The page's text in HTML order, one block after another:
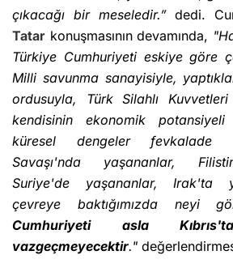
çıkacağı bir meseledir.”dedi.
Tatar konuşmasının devamında,
Türkiye Cumhuriyeti eskiye göre
Milli savunma sanayisiyle,
ordusuyla, Türk Silahlı
kendisinin ekonomik
küresel dengeler fevkalade
Savaşı'nda yaşananlar,
Suriye'de yaşananlar, Irak'ta
çevreye baktığımızda neyi
Cumhuriyeti asla
vazgeçmeyecektir."